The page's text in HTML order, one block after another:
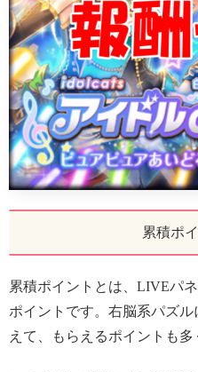
累積ポ
累積ポイントとは、LIVEパ
ポイントです。右脳系パズ
えて、もらえるポイントも多